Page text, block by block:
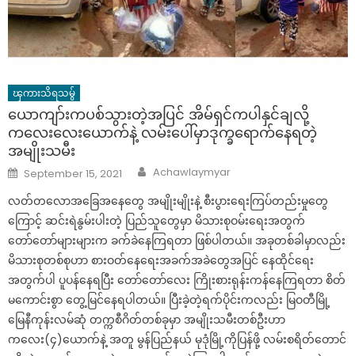
ၾကားသိရသမွ်
ယောကျာ်းကပစ်သွားတဲ့အပြင် အိမ်ရှင်ကပါနှင်ချလို့
ကလေးလေးယောက်နဲ့ လမ်းပေါ်မှာဒုက္ခရောက်နေရတဲ့
အမျိုးသမီး
Posted
on
September 15, 2021 Author
Achawlaymyar
လတ်တလောအခြေအနေတွေ အမျိုးမျိုးနဲ့ စီးပွားရေးကြပ်တည်းမှုတွေ
ကြောင့် ဆင်းရဲနွမ်းပါးတဲ့ ပြည်သူတွေမှာ မိသားစုဝမ်းရေးအတွက်
တော်တော်များများက ခက်ခဲနေကြရတာ ဖြစ်ပါတယ်။ အခုတစ်ခါမှာလည်း
မိသားစုတစ်စုဟာ စားဝတ်နေရေးအခက်အခဲတွေအပြင် နေထိုင်ရေး
အတွက်ပါ ပူပန်နေရပြီး တော်တော်လေး ကြိုးစားရုန်းကန်နေကြရတာ စိတ်
မကောင်းစွာ တွေ့မြင်နေရပါတယ်။ ပြီးခဲ့တဲ့ရက်ပိုင်းကလည်း မြဝတီမြို့
မြေနီကုန်းလမ်ဆုံ တက္ကစီဂိတ်တစ်ခုမှာ အမျိုးသမီးတစ်ဦးဟာ
ကလေး(၄)ယောက်နဲ့ အတူ မွန်ပြည်နယ် မုဒုံမြို့ကိုပြန်ဖို့ လမ်းစရိတ်တောင်